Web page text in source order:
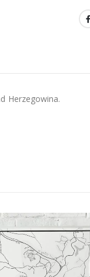
Herzegowina.